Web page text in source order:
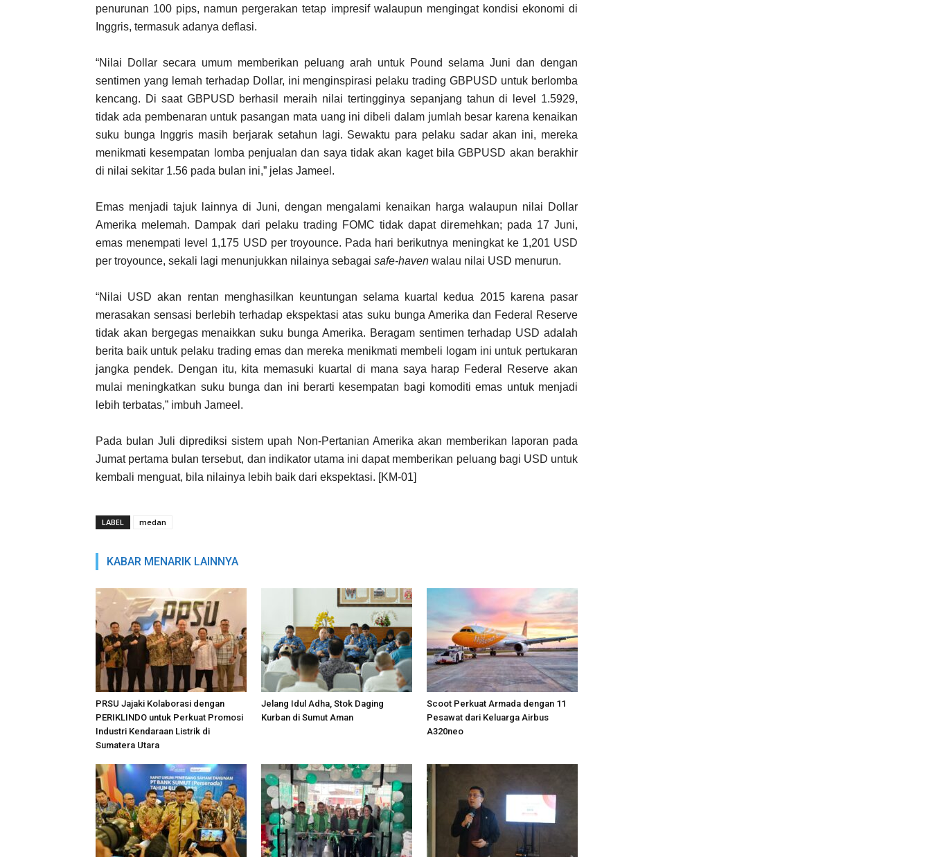
penurunan 100 pips, namun pergerakan tetap impresif walaupun mengingat kondisi ekonomi di
Inggris, termasuk adanya deflasi.
“Nilai Dollar secara umum memberikan peluang arah untuk Pound selama Juni dan dengan
sentimen yang lemah terhadap Dollar, ini menginspirasi pelaku trading GBPUSD untuk berlomba
kencang. Di saat GBPUSD berhasil meraih nilai tertingginya sepanjang tahun di level 1.5929,
tidak ada pembenaran untuk pasangan mata uang ini dibeli dalam jumlah besar karena kenaikan
suku bunga Inggris masih berjarak setahun lagi. Sewaktu para pelaku sadar akan ini, mereka
menikmati kesempatan lomba penjualan dan saya tidak akan kaget bila GBPUSD akan berakhir
di nilai sekitar 1.56 pada bulan ini,” jelas Jameel.
Emas menjadi tajuk lainnya di Juni, dengan mengalami kenaikan harga walaupun nilai Dollar
Amerika melemah. Dampak dari pelaku trading FOMC tidak dapat diremehkan; pada 17 Juni,
emas menempati level 1,175 USD per troyounce. Pada hari berikutnya meningkat ke 1,201 USD
per troyounce, sekali lagi menunjukkan nilainya sebagai safe-haven walau nilai USD menurun.
“Nilai USD akan rentan menghasilkan keuntungan selama kuartal kedua 2015 karena pasar
merasakan sensasi berlebih terhadap ekspektasi atas suku bunga Amerika dan Federal Reserve
tidak akan bergegas menaikkan suku bunga Amerika. Beragam sentimen terhadap USD adalah
berita baik untuk pelaku trading emas dan mereka menikmati membeli logam ini untuk pertukaran
jangka pendek. Dengan itu, kita memasuki kuartal di mana saya harap Federal Reserve akan
mulai meningkatkan suku bunga dan ini berarti kesempatan bagi komoditi emas untuk menjadi
lebih terbatas,” imbuh Jameel.
Pada bulan Juli diprediksi sistem upah Non-Pertanian Amerika akan memberikan laporan pada
Jumat pertama bulan tersebut, dan indikator utama ini dapat memberikan peluang bagi USD untuk
kembali menguat, bila nilainya lebih baik dari ekspektasi. [KM-01]
LABEL medan
KABAR MENARIK LAINNYA
PRSU Jajaki Kolaborasi dengan
PERIKLINDO untuk Perkuat Promosi
Industri Kendaraan Listrik di
Sumatera Utara
Jelang Idul Adha, Stok Daging
Kurban di Sumut Aman
Scoot Perkuat Armada dengan 11
Pesawat dari Keluarga Airbus
A320neo